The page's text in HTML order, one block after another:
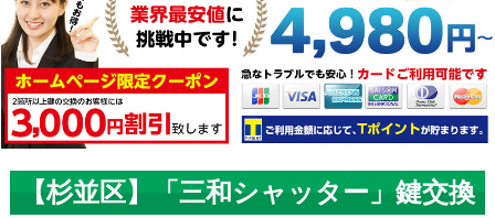
【杉並区】「三和シャッター」鍵交換